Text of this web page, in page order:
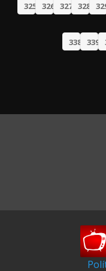
325
326 327 328
338 339